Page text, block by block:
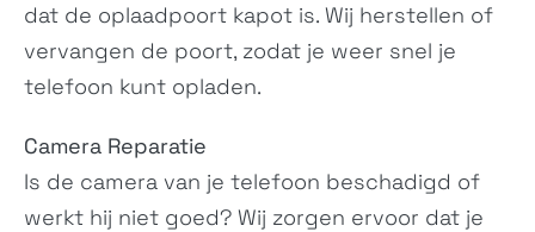
ROG Phone 5
ZS673KS, ZS673KS-
dat de oplaadpoort kapot is. Wij herstellen of
vervangen de poort, zodat je weer snel je
telefoon kunt opladen.
Camera Reparatie
Is de camera van je telefoon beschadigd of
werkt hij niet goed? Wij zorgen ervoor dat je